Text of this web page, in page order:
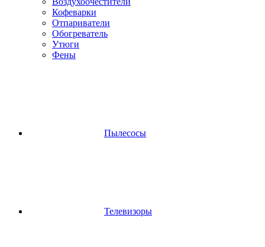
Кофеварки
Отпариватели
Обогреватель
Утюги
Фены
Пылесосы
Телевизоры